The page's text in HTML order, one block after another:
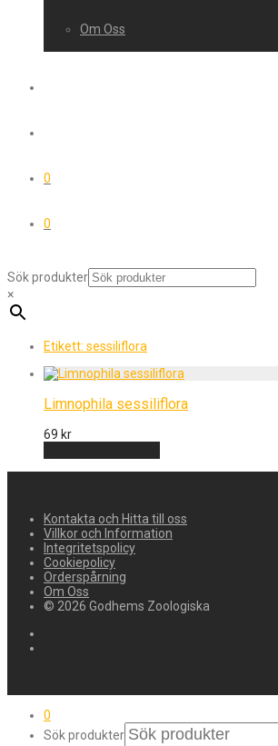
Om Oss
0
0
Sök produkter
×
Etikett: sessiliflora
Limnophila sessiliflora
69 kr
Kontakta och Hitta till oss
Villkor och Information
Integritetspolicy
Cookiepolicy
Orderspårning
Om Oss
© 2026 Godhems Zoologiska
0
Sök produkter